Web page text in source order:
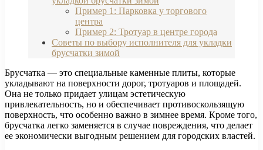
Пример 1: Парковка у торгового
центра
Пример 2: Тротуар в центре города
Советы по выбору исполнителя для укладки
брусчатки зимой
Брусчатка — это специальные каменные плиты, которые
укладывают на поверхности дорог, тротуаров и площадей.
Она не только придает улицам эстетическую
привлекательность, но и обеспечивает противоскользящую
поверхность, что особенно важно в зимнее время. Кроме того,
брусчатка легко заменяется в случае повреждения, что делает
ее экономически выгодным решением для городских властей.